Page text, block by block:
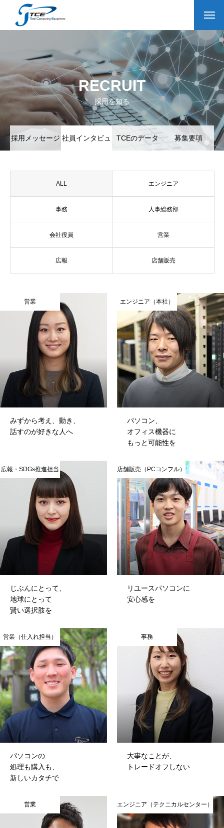
RECRUIT
採用を知る
採用メッセージ 社員インタビュ TCEのデータ 募集要項
ALL エンジニア
事務 人事総務部
会社役員 営業
広報 店舗販売
営業
みずから考え、動き、
話すのが好きな人へ
エンジニア（本社）
パソコン、
オフィス機器に
もっと可能性を
広報・SDGs推進担当
じぶんにとって、
地球にとって
賢い選択肢を
店舗販売（PCコンフル）
リユースパソコンに
安心感を
営業（仕入れ担当）
パソコンの
処理も購入も、
新しいカタチで
事務
大事なことが、
トレードオフしない
営業 エンジニア（テクニカルセンター）